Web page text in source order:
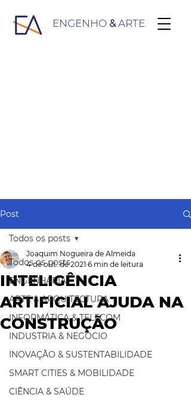
ENGENHO &ARTE
Post
Todos os posts
ENGENHARIA
ARTE & ARQUITECTURA
INFORMÁTICA & TELECOM
INDUSTRIA & NEGÓCIO
INOVAÇÃO & SUSTENTABILIDADE
SMART CITIES & MOBILIDADE
CIÊNCIA & SAÚDE
Todos os posts
INTELIGÊNCIA
ARTIFICIAL AJUDA NA
CONSTRUÇÃO
Joaquim Nogueira de Almeida
4 de out. de 2021 6 min de leitura